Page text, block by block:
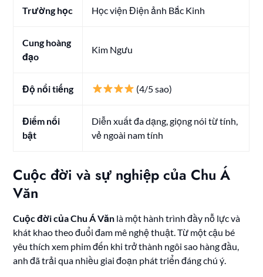
Trường học Học viện Điện ảnh Bắc Kinh
Cung hoàng
đạo
Kim Ngưu
Độ nổi tiếng (4/5 sao)
Điểm nổi
bật
Diễn xuất đa dạng, giọng nói từ tính,
vẻ ngoài nam tính
Cuộc đời và sự nghiệp của Chu Á
Văn
Cuộc đời của Chu Á Văn là một hành trình đầy nỗ lực và
khát khao theo đuổi đam mê nghệ thuật. Từ một cậu bé
yêu thích xem phim đến khi trở thành ngôi sao hàng đầu,
anh đã trải qua nhiều giai đoạn phát triển đáng chú ý.